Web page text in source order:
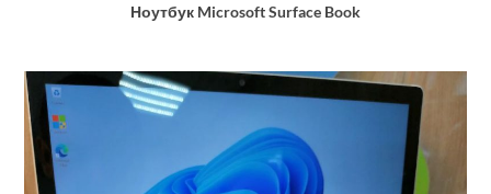
Ноутбук Microsoft Surface Book